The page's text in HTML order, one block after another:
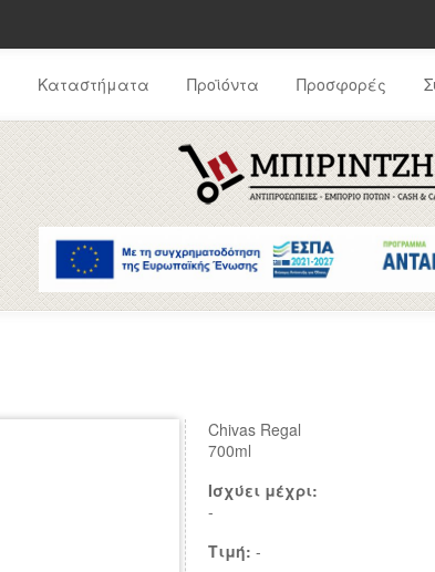
Καταστήματα Προϊόντα Προσφορές
Chivas Regal
700ml
Ισχύει μέχρι:
-
Τιμή: -